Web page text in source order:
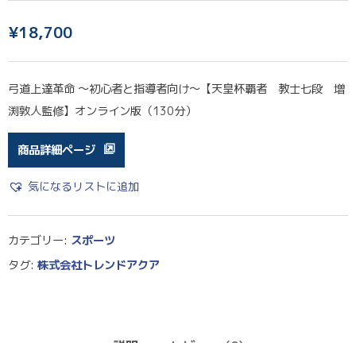
¥18,700
弓道上達革命 ～初心者と指導者向け～【天皇杯覇者 教士七段 増
渕敦人監修】オンライン版（130分）
商品詳細ページ
気になるリストに追加
カテゴリー: スポーツ
タグ: 株式会社トレンドアクア